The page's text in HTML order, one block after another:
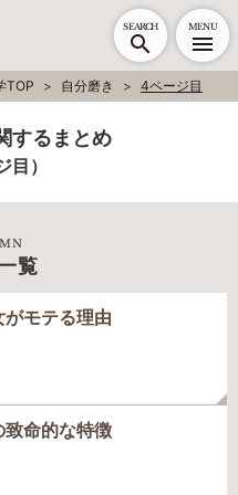
SEARCH MENU
TOP 自分磨き 4ページ目
するまとめ
目）
覧
モテる理由
命的な特徴